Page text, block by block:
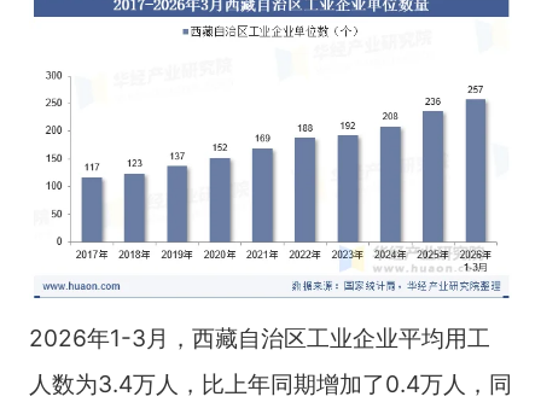
2026年1-3月，西藏自治区工业企业平均用工
人数为3.4万人，比上年同期增加了0.4万人，同